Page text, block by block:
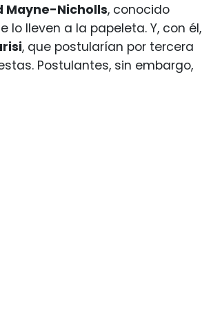
Mayne-Nicholls, conocido
lleven a la papeleta. Y, con él,
, que postularían por tercera
Postulantes, sin embargo,